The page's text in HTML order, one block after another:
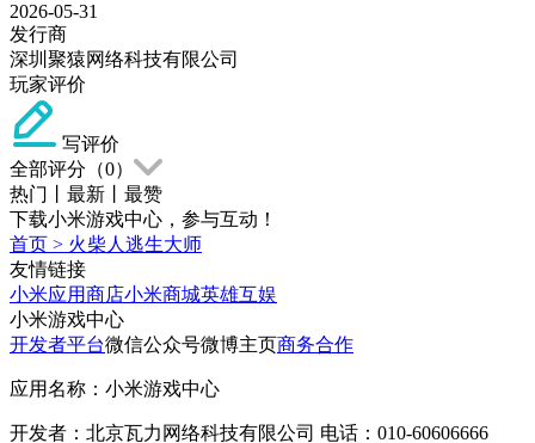
2026-05-31
发行商
深圳聚猿网络科技有限公司
玩家评价
写评价
全部评分（0）
热门
最新
最赞
下载小米游戏中心，参与互动！
首页 > 火柴人逃生大师
友情链接
小米应用商店小米商城英雄互娱
小米游戏中心
开发者平台微信公众号微博主页商务合作
应用名称：小米游戏中心
开发者：北京瓦力网络科技有限公司 电话：010-60606666